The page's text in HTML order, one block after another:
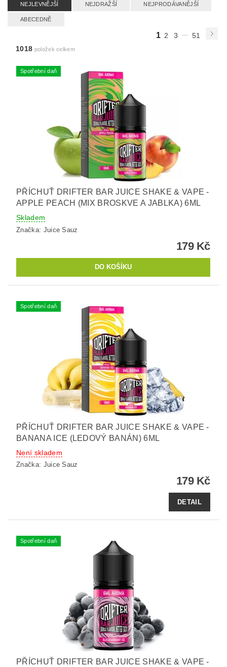
NEJLEVNĚJŠÍ NEJDRAŽŠÍ NEJPRODÁVANĚJŠÍ
ABECEDNĚ
1 2 3 ...
51
1018 položek celkem
Spotřební daň
PŘÍCHUŤ DRIFTER BAR JUICE SHAKE & VAPE -
APPLE PEACH (MIX BROSKVE A JABLKA) 6ML
Skladem
Značka: Juice Sauz
179 Kč
Spotřební daň
PŘÍCHUŤ DRIFTER BAR JUICE SHAKE & VAPE -
BANANA ICE (LEDOVÝ BANÁN) 6ML
Není skladem
Značka: Juice Sauz
179 Kč
DETAIL
Spotřební daň
PŘÍCHUŤ DRIFTER BAR JUICE SHAKE & VAPE -